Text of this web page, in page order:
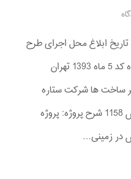
ابلاغ محل اجرای طرح
کارفرما گروه کد 5 ماه 1393 تهران
ساخت ها شرکت ستاره
اطلس پارس 1158 شرح پروژه: پروژه
در زمینی…